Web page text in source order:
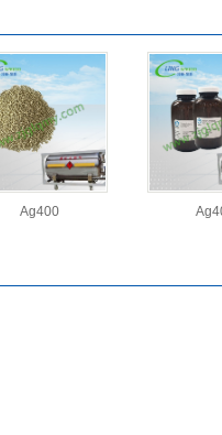
Ag400